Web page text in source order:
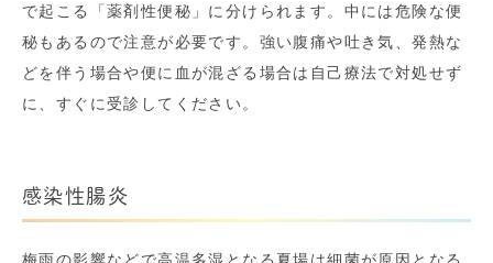
で起こる「薬剤性便秘」に分けられます。中には危険な便
秘もあるので注意が必要です。強い腹痛や吐き気、発熱な
どを伴う場合や便に血が混ざる場合は自己療法で対処せず
に、すぐに受診してください。
感染性腸炎
梅雨の影響などで高温多湿となる夏場は細菌が原因となる